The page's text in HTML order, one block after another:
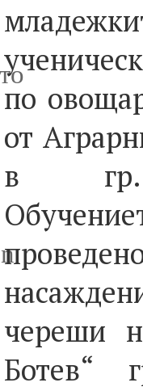
по
от
в гр.
череши
Ботев“